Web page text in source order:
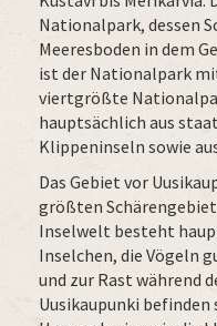
Nationalpark, dessen
Meeresboden in dem
ist der Nationalpark
viertgrößte
hauptsächlich aus
Klippeninseln sowie
Das Gebiet vor
größten
Inselwelt besteht
Inselchen, die Vögeln
und zur Rast während
Uusikaupunki befinden